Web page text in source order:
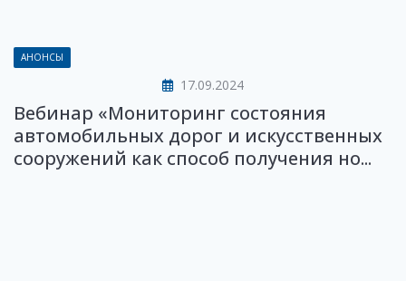
АНОНСЫ
17.09.2024
Вебинар «Мониторинг состояния
автомобильных дорог и искусственных
сооружений как способ получения но...